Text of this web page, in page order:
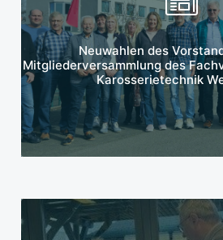
Neuwahlen des
Mitgliederversammlung des
Karosserietechnik
Mehr erfahren